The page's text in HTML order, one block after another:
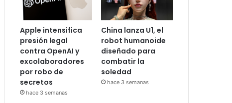
Apple intensifica
presión legal
contra OpenAI y
excolaboradores
por robo de
secretos
hace 3 semanas
China lanza U1, el
robot humanoide
diseñado para
combatir la
soledad
hace 3 semanas